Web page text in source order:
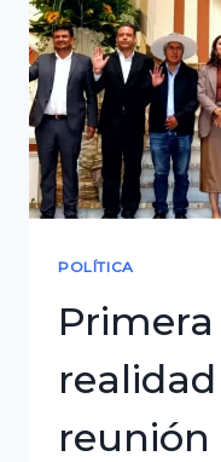
es
prioridad
agarrar
a
Evo,
no
sé
en
cargo”
POLÍTICA
reunión